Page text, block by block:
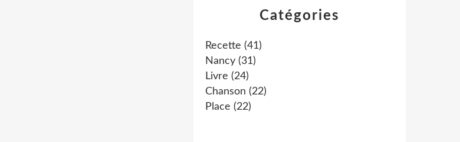
Catégories
Recette (41)
Nancy (31)
Livre (24)
Chanson (22)
Place (22)